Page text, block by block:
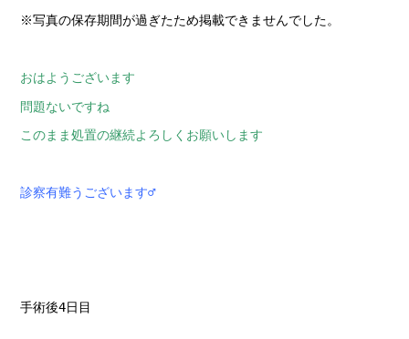
※写真の保存期間が過ぎたため掲載できませんでした。
おはようございます
問題ないですね
このまま処置の継続よろしくお願いします
診察有難うございます‍♂️
手術後4日目